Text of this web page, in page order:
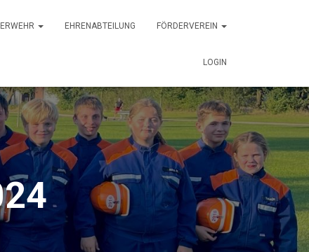
EHRENABTEILUNG FÖRDERVEREIN
LOGIN